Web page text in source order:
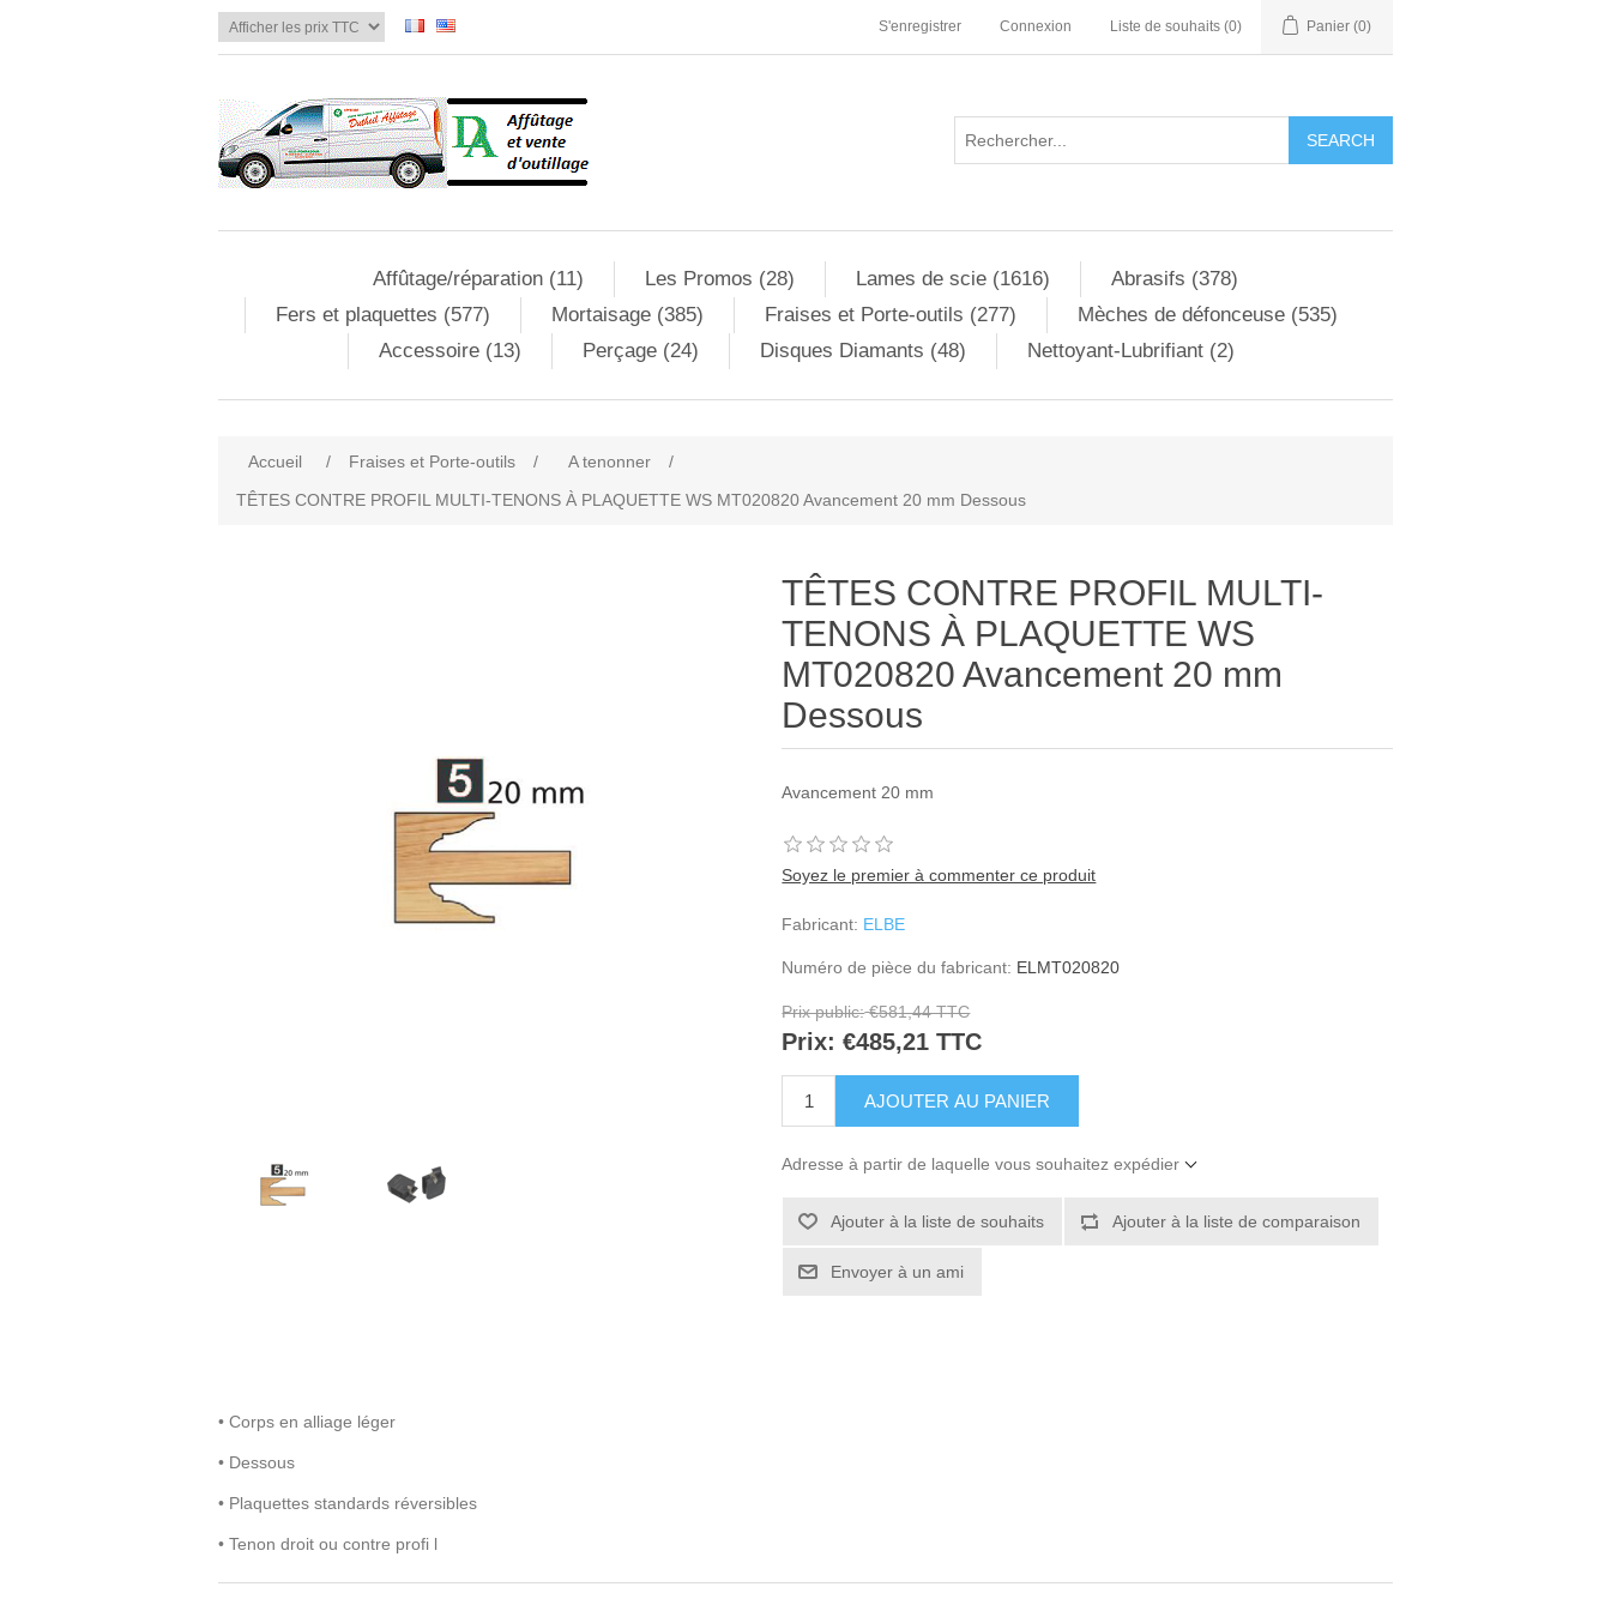
S'enregistrer Connexion Liste de souhaits (0) Panier (0)
Affûtage/réparation (11) Les Promos (28) Lames de scie (1616)
Abrasifs (378)
Fers et plaquettes (577)
Mortaisage (385) Fraises et Porte-outils (277)
Mèches de défonceuse (535)
Accessoire (13)
Perçage (24) Disques Diamants (48) Nettoyant-Lubrifiant (2)
Accueil / Fraises et Porte-outils / A tenonner
/
TÊTES CONTRE PROFIL MULTI-TENONS À PLAQUETTE WS MT020820 Avancement 20 mm Dessous
TÊTES CONTRE PROFIL MULTI-
TENONS À PLAQUETTE WS
MT020820 Avancement 20 mm
Dessous
Avancement 20 mm
Soyez le premier à commenter ce produit
Fabricant: ELBE
Numéro de pièce du fabricant: ELMT020820
Prix public: €581,44 TTC
Prix: €485,21 TTC
Adresse à partir de laquelle vous souhaitez expédier
• Corps en alliage léger
• Dessous
• Plaquettes standards réversibles
• Tenon droit ou contre profi l